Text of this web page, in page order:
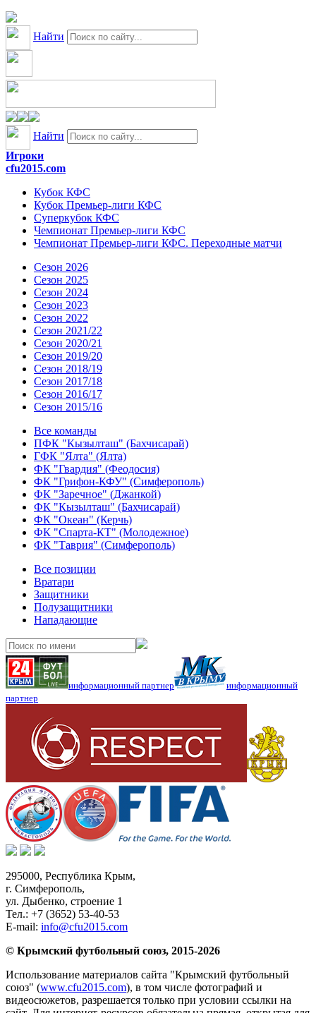
Найти
Найти
Игроки
cfu2015.com
Кубок КФС
Кубок Премьер-лиги КФС
Суперкубок КФС
Чемпионат Премьер-лиги КФС
Чемпионат Премьер-лиги КФС. Переходные матчи
Сезон 2026
Сезон 2025
Сезон 2024
Сезон 2023
Сезон 2022
Сезон 2021/22
Сезон 2020/21
Сезон 2019/20
Сезон 2018/19
Сезон 2017/18
Сезон 2016/17
Сезон 2015/16
Все команды
ПФК "Кызылташ" (Бахчисарай)
ГФК "Ялта" (Ялта)
ФК "Гвардия" (Феодосия)
ФК "Грифон-КФУ" (Симферополь)
ФК "Заречное" (Джанкой)
ФК "Кызылташ" (Бахчисарай)
ФК "Океан" (Керчь)
ФК "Спарта-КТ" (Молодежное)
ФК "Таврия" (Симферополь)
Все позиции
Вратари
Защитники
Полузащитники
Нападающие
информационный партнер
информационный
партнер
295000, Республика Крым,
г. Симферополь,
ул. Дыбенко, строение 1
Тел.: +7 (3652) 53-40-53
E-mail: info@cfu2015.com
© Крымский футбольный союз, 2015-2026
Использование материалов сайта "Крымский футбольный
союз" (www.cfu2015.com), в том числе фотографий и
видеосюжетов, разрешается только при условии ссылки на